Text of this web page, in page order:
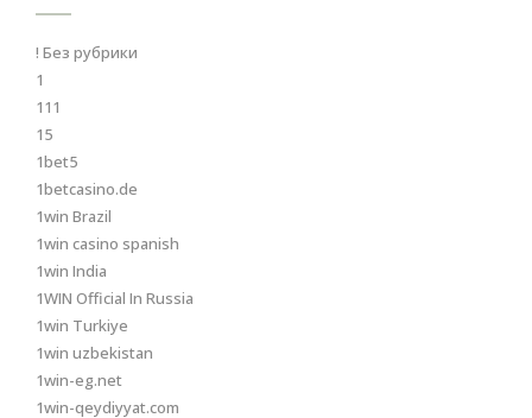
! Без рубрики
1
111
15
1bet5
1betcasino.de
1win Brazil
1win casino spanish
1win India
1WIN Official In Russia
1win Turkiye
1win uzbekistan
1win-eg.net
1win-qeydiyyat.com